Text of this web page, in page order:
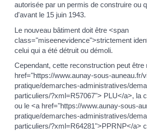
autorisée par un permis de construire ou
d'avant le 15 juin 1943.
Le nouveau bâtiment doit être <span
class="miseenevidence">strictement
celui qui a été détruit ou démoli.
Cependant, cette reconstruction peut être
href="https://www.aunay-sous-auneau.fr/
pratique/demarches-administratives/
particuliers/?xml=R57067"> PLU</a>, la
ou le <a href="https://www.aunay-sous-
pratique/demarches-administratives/
particuliers/?xml=R64281">PPRNP</a>